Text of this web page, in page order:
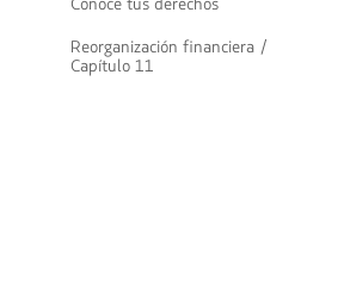
Reorganización financiera /
Capítulo 11